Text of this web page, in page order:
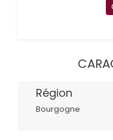
Région
Bourgogne